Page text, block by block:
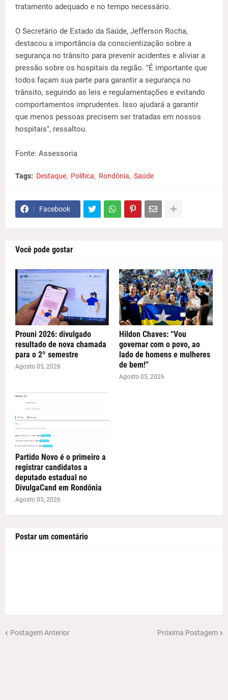
tratamento adequado e no tempo necessário.
O Secretário de Estado da Saúde, Jefferson Rocha,
destacou a importância da conscientização sobre a
segurança no trânsito para prevenir acidentes e aliviar a
pressão sobre os hospitais da região. "É importante que
todos façam sua parte para garantir a segurança no
trânsito, seguindo as leis e regulamentações e evitando
comportamentos imprudentes. Isso ajudará a garantir
que menos pessoas precisem ser tratadas em nossos
hospitais", ressaltou.
Fonte: Assessoria
Tags: Destaque Política Rondônia Saúde
Facebook
Você pode gostar
Prouni 2026: divulgado
resultado de nova chamada
para o 2º semestre
Agosto 05, 2026
Hildon Chaves: “Vou
governar com o povo, ao
lado de homens e mulheres
de bem!”
Agosto 05, 2026
Partido Novo é o primeiro a
registrar candidatos a
deputado estadual no
DivulgaCand em Rondônia
Agosto 05, 2026
Postar um comentário
Postagem Anterior Próxima Postagem